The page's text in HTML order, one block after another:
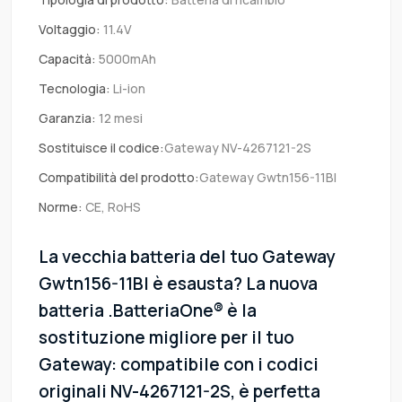
Voltaggio: 11.4V
Capacità: 5000mAh
Tecnologia: Li-ion
Garanzia: 12 mesi
Sostituisce il codice:Gateway NV-4267121-2S
Compatibilità del prodotto:Gateway Gwtn156-11Bl
Norme: CE, RoHS
La vecchia batteria del tuo Gateway
Gwtn156-11Bl è esausta? La nuova
batteria .BatteriaOne® è la
sostituzione migliore per il tuo
Gateway: compatibile con i codici
originali NV-4267121-2S, è perfetta